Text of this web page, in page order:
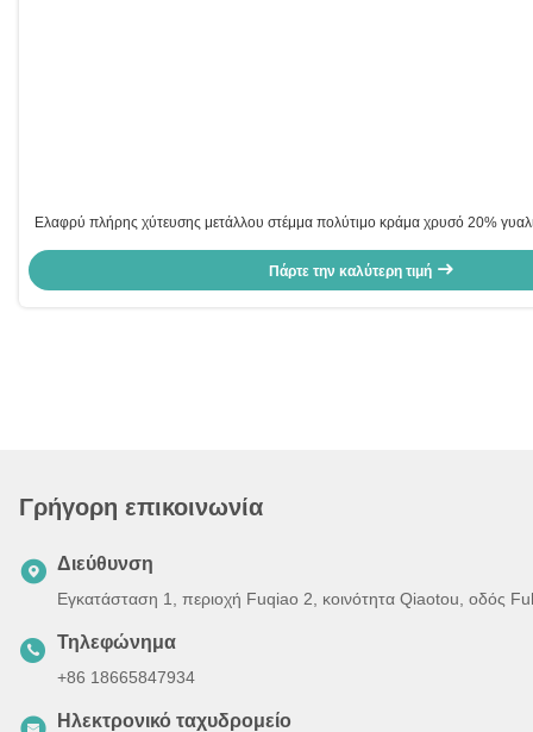
Ελαφρύ πλήρης χύτευσης μετάλλου στέμμα πολύτιμο κράμα χρυσό 20%
Πάρτε την καλύτερη τιμή
Γρήγορη επικοινωνία
Διεύθυνση
Εγκατάσταση 1, περιοχή Fuqiao 2, κοινότητα Qiaotou, οδός
Τηλεφώνημα
+86 18665847934
Ηλεκτρονικό ταχυδρομείο